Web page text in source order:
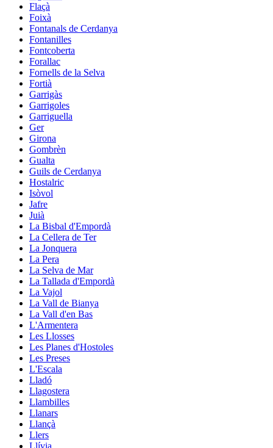
Flaçà
Foixà
Fontanals de Cerdanya
Fontanilles
Fontcoberta
Forallac
Fornells de la Selva
Fortià
Garrigàs
Garrigoles
Garriguella
Ger
Girona
Gombrèn
Gualta
Guils de Cerdanya
Hostalric
Isòvol
Jafre
Juià
La Bisbal d'Empordà
La Cellera de Ter
La Jonquera
La Pera
La Selva de Mar
La Tallada d'Empordà
La Vajol
La Vall de Bianya
La Vall d'en Bas
L'Armentera
Les Llosses
Les Planes d'Hostoles
Les Preses
L'Escala
Lladó
Llagostera
Llambilles
Llanars
Llançà
Llers
Llívia